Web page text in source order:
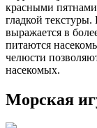
красными
гладкой
выражается в
питаются
челюсти
насекомых.
Морская